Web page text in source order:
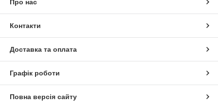
Про нас
Контакти
Доставка та оплата
Графік роботи
Повна версія сайту